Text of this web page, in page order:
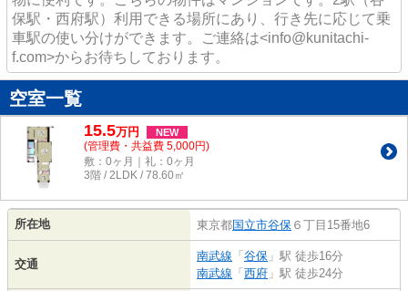
保駅・西府駅）利用できる場所にあり、行き先に応じて乗
車駅の使い分けができます。ご連絡は<info@kunitachi-
f.com>からお待ちしております。
空室一覧
15.5万円 NEW
(管理費・共益費 5,000円)
敷：0ヶ月｜礼：0ヶ月
3階 / 2LDK / 78.60㎡
所在地 東京都国立市谷保 ６丁目15番地6
交通
南武線 「 谷保 」駅 徒歩16分
南武線 「 西府 」駅 徒歩24分